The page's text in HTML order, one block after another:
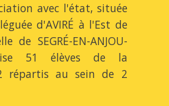
avec l'état, située
d'AVIRÉ à l'Est de
de SEGRÉ-EN-ANJOU-
51 élèves de la
répartis au sein de 2